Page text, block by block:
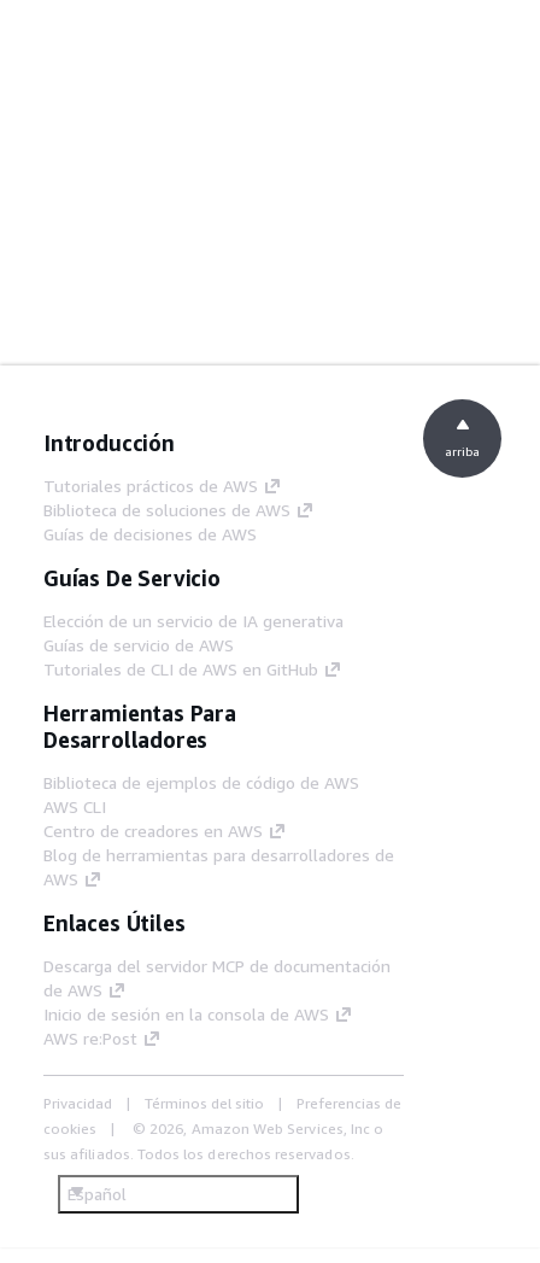
Introducción
Tutoriales prácticos de AWS
Biblioteca de soluciones de AWS
Guías de decisiones de AWS
Guías De Servicio
Elección de un servicio de IA generativa
Guías de servicio de AWS
Tutoriales de CLI de AWS en GitHub
Herramientas Para
Desarrolladores
Biblioteca de ejemplos de código de AWS
AWS CLI
Centro de creadores en AWS
Blog de herramientas para desarrolladores de
AWS
Enlaces Útiles
Descarga del servidor MCP de documentación
de AWS
Inicio de sesión en la consola de AWS
AWS re:Post
Privacidad Términos del sitio
Preferencias de
cookies
© 2026, Amazon Web Services, Inc o
sus afiliados. Todos los derechos reservados.
Español
arriba